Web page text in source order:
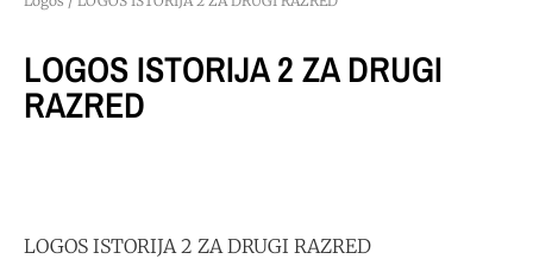
LOGOS ISTORIJA 2 ZA DRUGI
RAZRED
LOGOS ISTORIJA 2 ZA DRUGI RAZRED